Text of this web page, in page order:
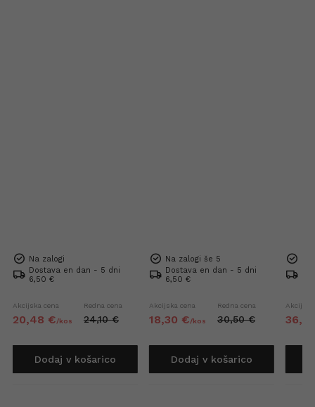
Na zalogi
Dostava en dan - 5 dni
6,50 €
Akcijska cena
20,48 €/kos
Redna cena
24,10 €
Dodaj v košarico
Na zalogi še 5
Dostava en dan - 5 dni
6,50 €
Akcijska cena
18,30 €/kos
Redna cena
30,50 €
Dodaj v košarico
Akcijska
36,